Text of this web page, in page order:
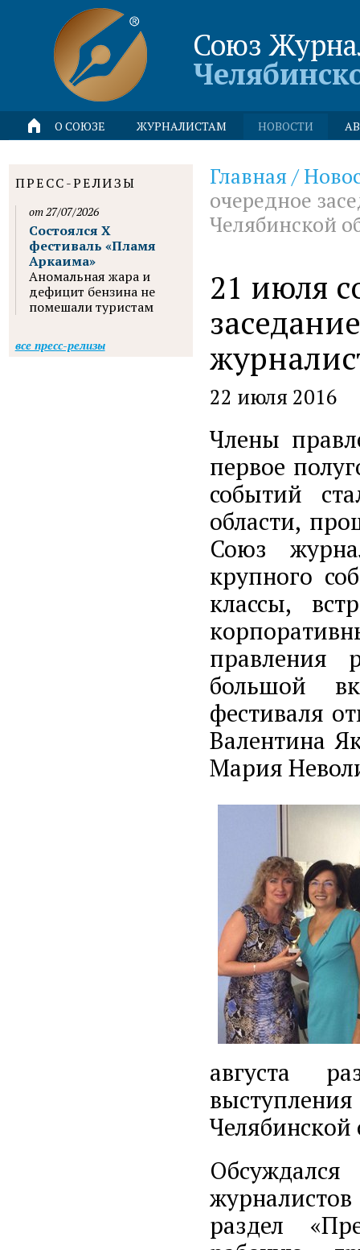
Союз
О СОЮЗЕ ЖУРНАЛИСТАМ НОВОСТИ
Главная /
очередное
Челябинской
21 июля
22 июля 2016
Члены
первое
событий
области,
Союз
крупного
классы,
правления
большой
фестиваля
Валентина
Мария
августа
Челябинской
раздел
ПРЕСС-РЕЛИЗЫ
от 27/07/2026
Состоялся X
фестиваль «Пламя
Аркаима»
Аномальная жара и
дефицит бензина не
помешали туристам
все пресс-релизы